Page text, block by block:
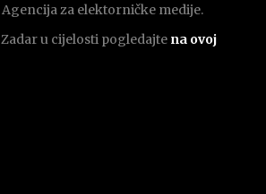
za elektorničke medije.
u cijelosti pogledajte na ovoj